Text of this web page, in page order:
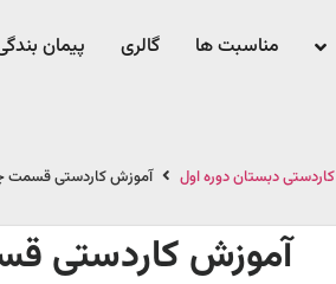
مناسبت ها گالری پیمان
کاردستی دبستان دوره اول آموزش کاردستی قسمت
آموزش کاردستی